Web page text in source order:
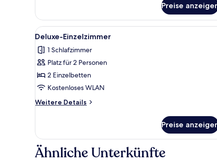
Preise
Alle
Fotos
für
Deluxe-
Einzelzimmer
anzeigen
Deluxe-Einzelzimmer |
5
Deluxe-Einzelzimmer
1 Schlafzimmer
Platz für 2 Personen
2 Einzelbetten
Kostenloses WLAN
Weitere Details
Weitere
Einzelzimmer
Preise
Ähnliche Unterkünfte